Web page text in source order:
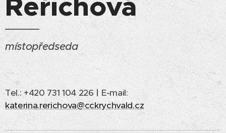
místopředseda
Tel.: +420 731 104 226 | E-mail:
katerina.rerichova@cckrychvald.cz